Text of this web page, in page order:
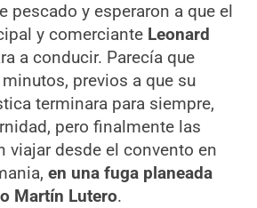
pescado y esperaron a que el
y comerciante Leonard
a conducir. Parecía que
previos a que su
terminara para siempre,
pero finalmente las
viajar desde el convento en
en una fuga planeada
Martín Lutero.